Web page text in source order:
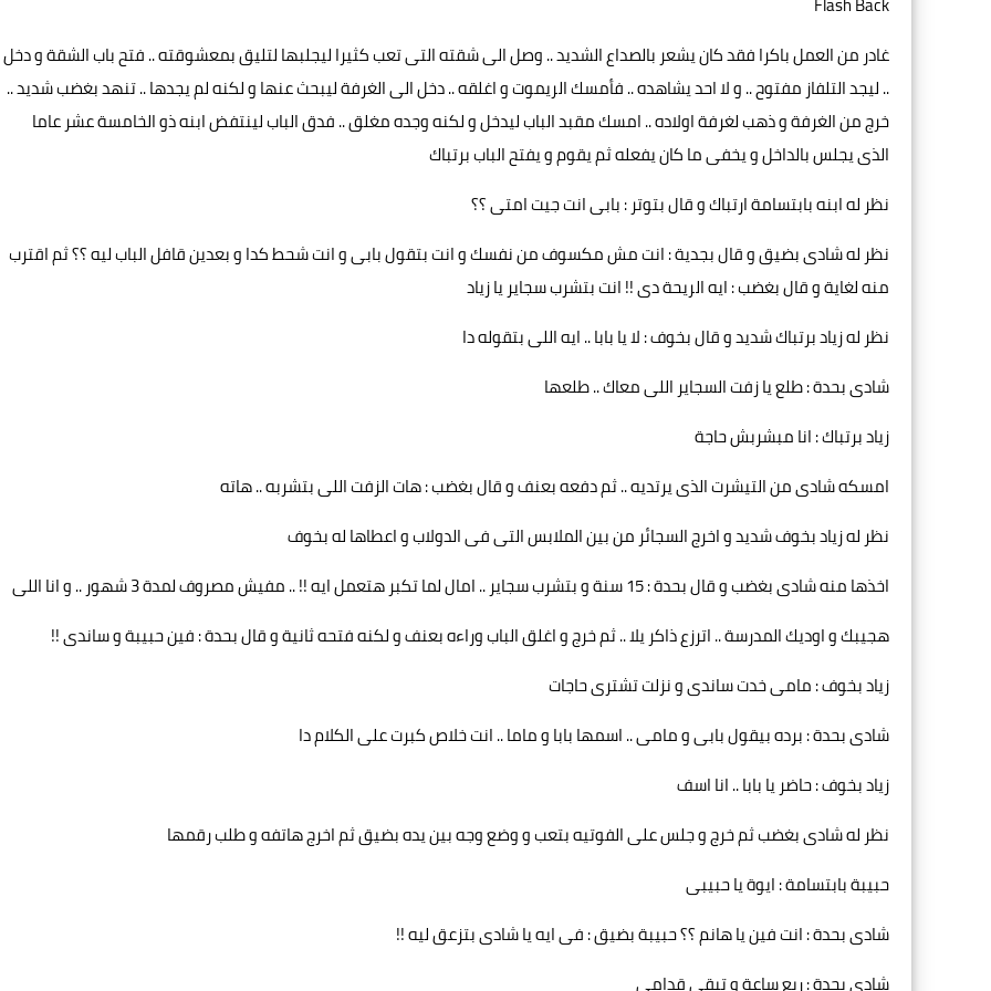
غادر من العمل باكرا فقد كان يشعر بالصداع الشديد .. وصل الى شقته التى تعب كثيرا ليجلبها لتليق بمعشوقته .. فتح باب الشقة و دخل
.. ليجد التلفاز مفتوح .. و لا احد يشاهده .. فأمسك الريموت و اغلقه .. دخل الى الغرفة ليبحث عنها و لكنه لم يجدها .. تنهد بغضب شديد ..
خرج من الغرفة و ذهب لغرفة اولاده .. امسك مقبد الباب ليدخل و لكنه وجده مغلق .. فدق الباب لينتفض ابنه ذو الخامسة عشر عاما
الذى يجلس بالداخل و يخفى ما كان يفعله ثم يقوم و يفتح الباب برتباك
نظر له ابنه بابتسامة ارتباك و قال بتوتر : بابى انت جيت امتى ؟؟
نظر له شادى بضيق و قال بجدية : انت مش مكسوف من نفسك و انت بتقول بابى و انت شحط كدا و بعدين قافل الباب ليه ؟؟ ثم اقترب
منه لغاية و قال بغضب : ايه الريحة دى !! انت بتشرب سجاير يا زياد
نظر له زياد برتباك شديد و قال بخوف : لا يا بابا .. ايه اللى بتقوله دا
شادى بحدة : طلع يا زفت السجاير اللى معاك .. طلعها
زياد برتباك : انا مبشربش حاجة
امسكه شادى من التيشرت الذى يرتديه .. ثم دفعه بعنف و قال بغضب : هات الزفت اللى بتشربه .. هاته
نظر له زياد بخوف شديد و اخرج السجائر من بين الملابس التى فى الدولاب و اعطاها له بخوف
اخذها منه شادى بغضب و قال بحدة : 15 سنة و بتشرب سجاير .. امال لما تكبر هتعمل ايه !! .. مفيش مصروف لمدة 3 شهور .. و انا اللى
هجيبك و اوديك المدرسة .. اترزع ذاكر يلا .. ثم خرج و اغلق الباب وراءه بعنف و لكنه فتحه ثانية و قال بحدة : فين حبيبة و ساندى !!
زياد بخوف : مامى خدت ساندى و نزلت تشترى حاجات
شادى بحدة : برده بيقول بابى و مامى .. اسمها بابا و ماما .. انت خلاص كبرت على الكلام دا
زياد بخوف : حاضر يا بابا .. انا اسف
نظر له شادى بغضب ثم خرج و جلس على الفوتيه بتعب و وضع وجه بين يده بضيق ثم اخرج هاتفه و طلب رقمها
حبيبة بابتسامة : ايوة يا حبيبى
شادى بحدة : انت فين يا هانم ؟؟ حبيبة بضيق : فى ايه يا شادى بتزعق ليه !!
شادى بحدة : ربع ساعة و تبقى قدامى